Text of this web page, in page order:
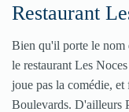
Restaurant
Bien qu'il porte le nom
le restaurant Les
joue pas la comédie, et
Boulevards. D'ailleurs